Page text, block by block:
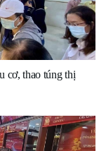
cơ, thao túng thị